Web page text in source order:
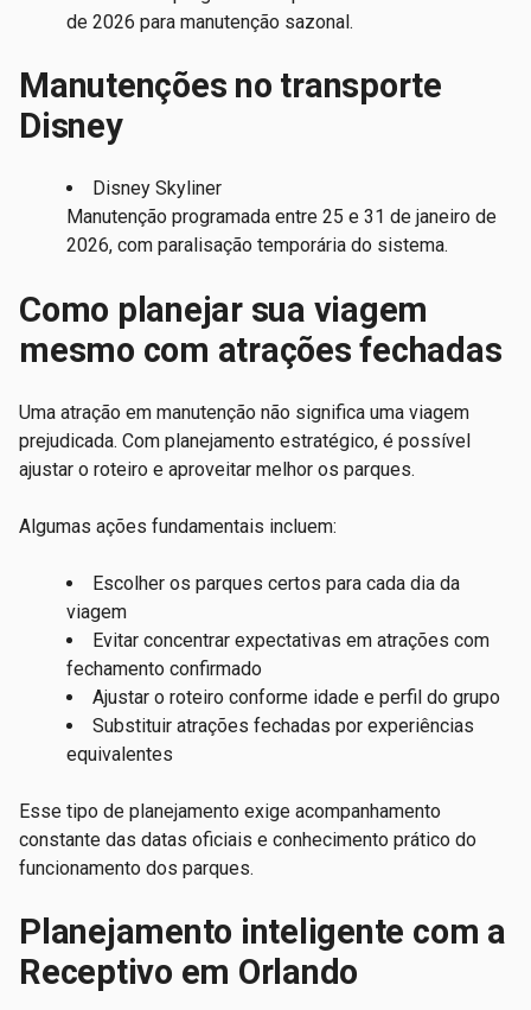
de 2026 para manutenção sazonal.
Manutenções no transporte
Disney
Disney Skyliner
Manutenção programada entre 25 e 31 de janeiro de
2026, com paralisação temporária do sistema.
Como planejar sua viagem
mesmo com atrações fechadas
Uma atração em manutenção não significa uma viagem
prejudicada. Com planejamento estratégico, é possível
ajustar o roteiro e aproveitar melhor os parques.
Algumas ações fundamentais incluem:
Escolher os parques certos para cada dia da
viagem
Evitar concentrar expectativas em atrações com
fechamento confirmado
Ajustar o roteiro conforme idade e perfil do grupo
Substituir atrações fechadas por experiências
equivalentes
Esse tipo de planejamento exige acompanhamento
constante das datas oficiais e conhecimento prático do
funcionamento dos parques.
Planejamento inteligente com a
Receptivo em Orlando